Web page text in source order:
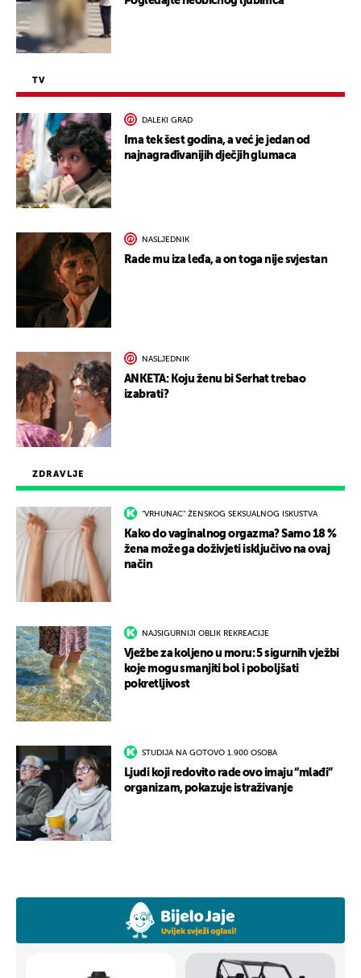
ZDRAVLJE
"VRHUNAC" ŽENSKOG SEKSUALNOG ISKUSTVA
Kako do vaginalnog orgazma? Samo 18 %
žena može ga doživjeti isključivo na ovaj
način
NAJSIGURNIJI OBLIK REKREACIJE
Vježbe za koljeno u moru: 5 sigurnih vježbi
koje mogu smanjiti bol i poboljšati
pokretljivost
STUDIJA NA GOTOVO 1.900 OSOBA
Ljudi koji redovito rade ovo imaju “mlađi”
organizam, pokazuje istraživanje
TV
DALEKI GRAD
Ima tek šest godina, a već je jedan od
najnagrađivanijih dječjih glumaca
NASLJEDNIK
Rade mu iza leđa, a on toga nije svjestan
NASLJEDNIK
ANKETA: Koju ženu bi Serhat trebao
izabrati?